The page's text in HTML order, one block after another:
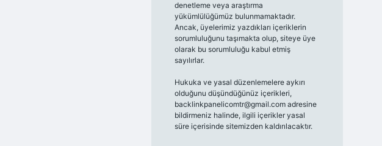
denetleme veya araştırma
yükümlülüğümüz bulunmamaktadır.
Ancak, üyelerimiz yazdıkları içeriklerin
sorumluluğunu taşımakta olup, siteye üye
olarak bu sorumluluğu kabul etmiş
sayılırlar.
Hukuka ve yasal düzenlemelere aykırı
olduğunu düşündüğünüz içerikleri,
backlinkpanelicomtr@gmail.comadresine
bildirmeniz halinde, ilgili içerikler yasal
süre içerisinde sitemizden kaldırılacaktır.